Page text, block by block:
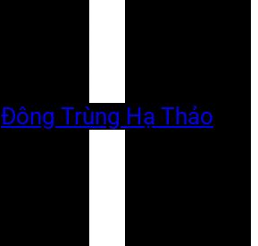
Đông Trùng Hạ Thảo